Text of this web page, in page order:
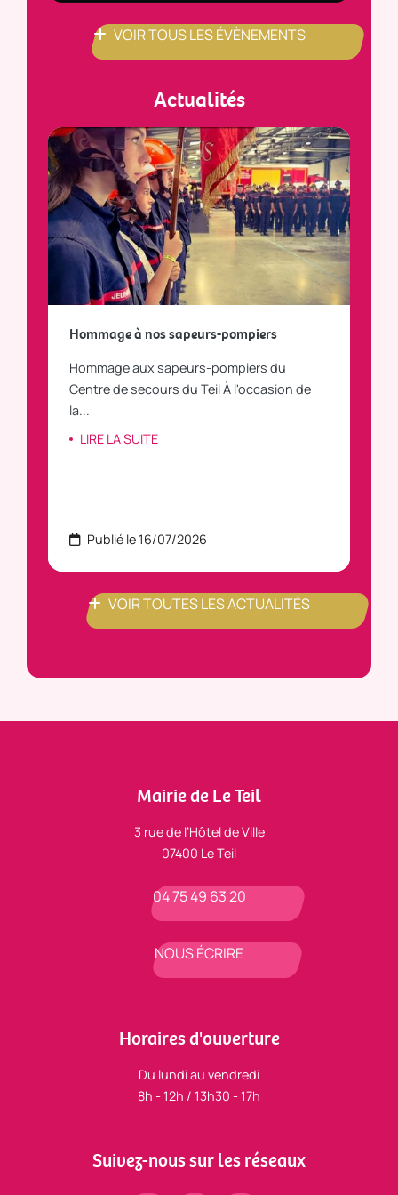
VOIR TOUS LES ÉVÈNEMENTS
Actualités
Hommage à nos sapeurs-pompiers
Hommage aux sapeurs-pompiers du
Centre de secours du Teil À l'occasion de
la...
LIRE LA SUITE
Publié le 16/07/2026
VOIR TOUTES LES ACTUALITÉS
Mairie de Le Teil
3 rue de l’Hôtel de Ville
07400 Le Teil
04 75 49 63 20
NOUS ÉCRIRE
Horaires d'ouverture
Du lundi au vendredi
8h - 12h / 13h30 - 17h
Suivez-nous sur les réseaux